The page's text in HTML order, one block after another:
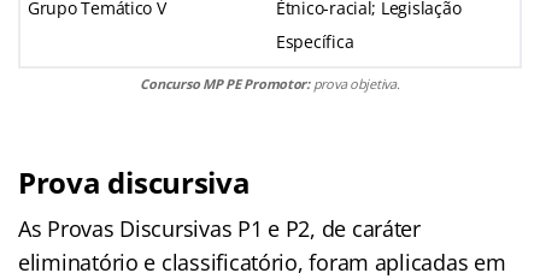
Grupo Temático V
Étnico-racial; Legislação
Específica
Concurso MP PE Promotor: prova objetiva.
Prova discursiva
As Provas Discursivas P1 e P2, de caráter
eliminatório e classificatório, foram aplicadas em